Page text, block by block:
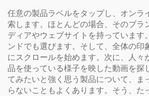
任意の製品ラベルをタップし、オンラ
索します。ほとんどの場合、そのブラ
ディアやウェブサイトを持っています
ンドでも選びます。そして、全体の印
にスクロールを始めます。次に、人々
品を使っている様子を映した動画を探
てみたいと強く思う製品について、ま
らないこともよくあります。そう、た